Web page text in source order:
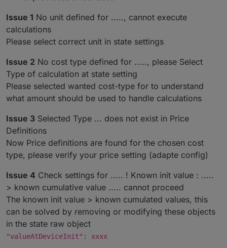
Watt values : Ensure proper reading
All calculations : correct handling of
(Dutchman) Bugfix : Incorrect initialisation for
Watt values with 0 input
(Dutchman) Bugfix : Only create cumulatedXXX
in year statistics if activated
(Dutchman) Bugfix : Incorrect warn message if
(Dutchman) Bugfix : Error {Is not a number,
(Dutchman) Bugfix : Throw error if value is
NULL for troubleshooting instead of handling
incorrect calculation
(Dutchman) Bugfix : Ensure daily reset does
not destroy cumulative memory value (Fixes
NULL values for Watt after night reset)
Issue 1 No unit defined for ....., cannot execute
calculations
Please select correct unit in state settings
Issue 2 No cost type defined for ....., please Select
Type of calculation at state setting
Please selected wanted cost-type for to understand
what amount should be used to handle calculations
Issue 3 Selected Type ... does not exist in Price
Definitions
Now Price definitions are found for the chosen cost
type, please verify your price setting (adapte config)
Issue 4 Check settings for ..... ! Known init value : .....
> known cumulative value ..... cannot proceed
The known init value > known cumulated values, this
can be solved by removing or modifying these objects
in the state raw object
"valueAtDeviceInit": xxxx